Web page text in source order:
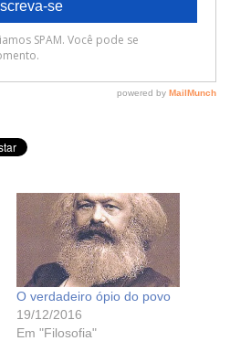
O verdadeiro ópio do povo
19/12/2016
Em "Filosofia"